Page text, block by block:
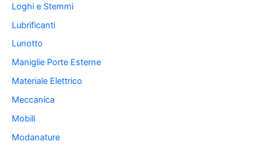
Loghi e Stemmi
Lubrificanti
Lunotto
Maniglie Porte Esterne
Materiale Elettrico
Meccanica
Mobili
Modanature